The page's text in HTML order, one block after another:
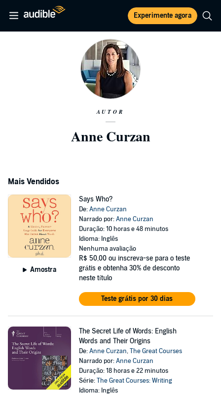
Experimente agora
AUTOR
Anne Curzan
Mais Vendidos
Amostra
Says Who?
De:Anne Curzan
Narrado por:Anne Curzan
Duração: 10 horas e 48 minutos
Idioma: Inglês
Nenhuma avaliação
R$ 50,00 ou inscreva-se para o teste
grátis e obtenha 30% de desconto
neste título
Teste grátis por 30 dias
The Secret Life of Words: English
Words and Their Origins
De:Anne Curzan,The Great Courses
Narrado por:Anne Curzan
Duração: 18 horas e 22 minutos
Série:The Great Courses: Writing
Idioma: Inglês